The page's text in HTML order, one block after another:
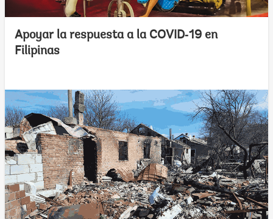
Apoyar la respuesta a la COVID‑19 en
Filipinas